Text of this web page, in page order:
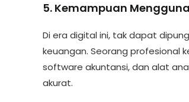
5. Kemampuan
Di era digital ini, tak dapat
keuangan. Seorang profesional
software akuntansi, dan alat
akurat.